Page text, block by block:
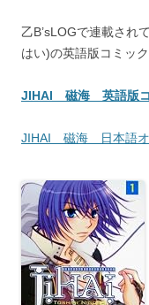
乙B’sLOGで連載され
はい)の英語版コミック
JIHAI 磁海 英語版コ
JIHAI 磁海 日本語オ